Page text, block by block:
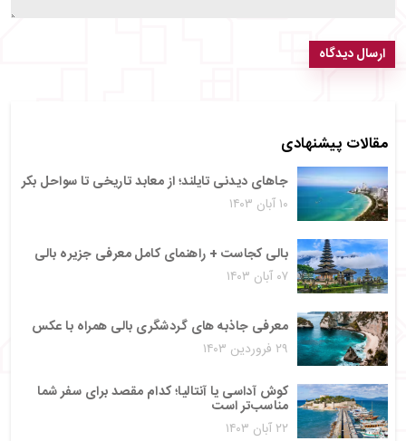
مقالات پیشنهادی
جاهای دیدنی تایلند؛ از معابد تاریخی تا سواحل بکر
۱۰ آبان ۱۴۰۳
بالی کجاست + راهنمای کامل معرفی جزیره بالی
۰۷ آبان ۱۴۰۳
معرفی جاذبه های گردشگری بالی همراه با عکس
۲۹ فروردین ۱۴۰۳
کوش آداسی یا آنتالیا؛ کدام مقصد برای سفر شما
مناسب‌تر است
۲۲ آبان ۱۴۰۳
ارسال دیدگاه